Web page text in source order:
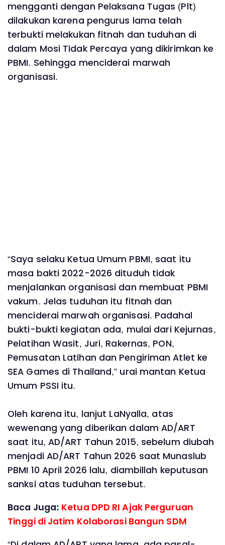
mengganti dengan Pelaksana Tugas (Plt)
dilakukan karena pengurus lama telah
terbukti melakukan fitnah dan tuduhan di
dalam Mosi Tidak Percaya yang dikirimkan ke
PBMI. Sehingga menciderai marwah
organisasi.
“Saya selaku Ketua Umum PBMI, saat itu
masa bakti 2022-2026 dituduh tidak
menjalankan organisasi dan membuat PBMI
vakum. Jelas tuduhan itu fitnah dan
menciderai marwah organisasi. Padahal
bukti-bukti kegiatan ada, mulai dari Kejurnas,
Pelatihan Wasit, Juri, Rakernas, PON,
Pemusatan Latihan dan Pengiriman Atlet ke
SEA Games di Thailand,” urai mantan Ketua
Umum PSSI itu.
Oleh karena itu, lanjut LaNyalla, atas
wewenang yang diberikan dalam AD/ART
saat itu, AD/ART Tahun 2015, sebelum diubah
menjadi AD/ART Tahun 2026 saat Munaslub
PBMI 10 April 2026 lalu, diambillah keputusan
sanksi atas tuduhan tersebut.
Baca Juga: Ketua DPD RI Ajak Perguruan
Tinggi di Jatim Kolaborasi Bangun SDM